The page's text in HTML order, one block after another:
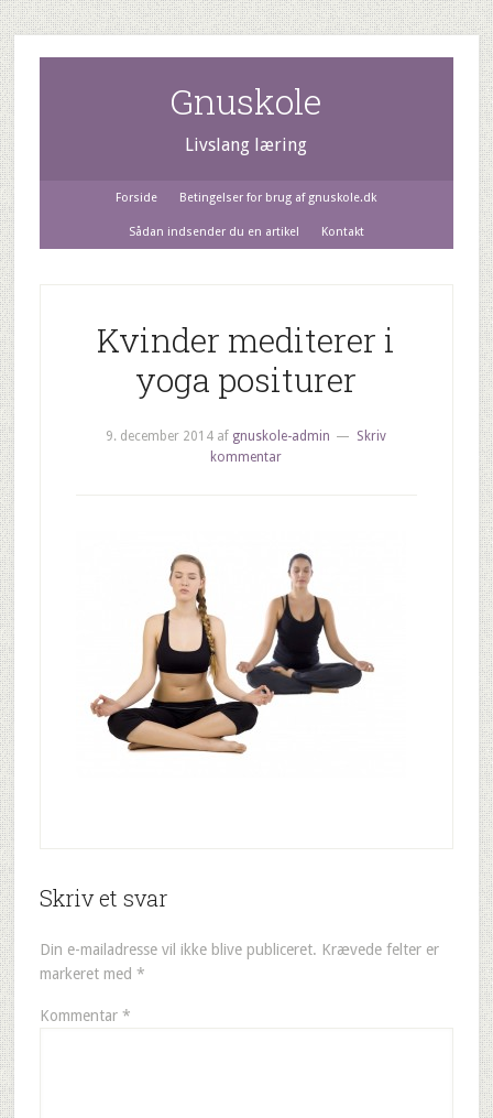
Gnuskole
Livslang læring
Forside Betingelser for brug af gnuskole.dk
Sådan indsender du en artikel Kontakt
Kvinder mediterer i
yoga positurer
9. december 2014 af gnuskole-admin
Skriv
kommentar
Skriv et svar
Din e-mailadresse vil ikke blive publiceret. Krævede felter er
markeret med *
Kommentar *